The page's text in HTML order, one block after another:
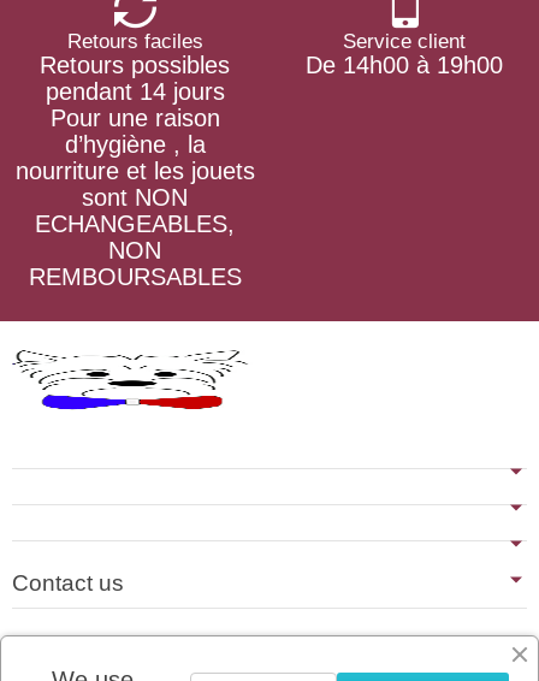
Retours faciles
Retours possibles
pendant 14 jours
Pour une raison
d’hygiène , la
nourriture et les jouets
sont NON
ECHANGEABLES,
NON
REMBOURSABLES
Service client
De 14h00 à 19h00
Contact us